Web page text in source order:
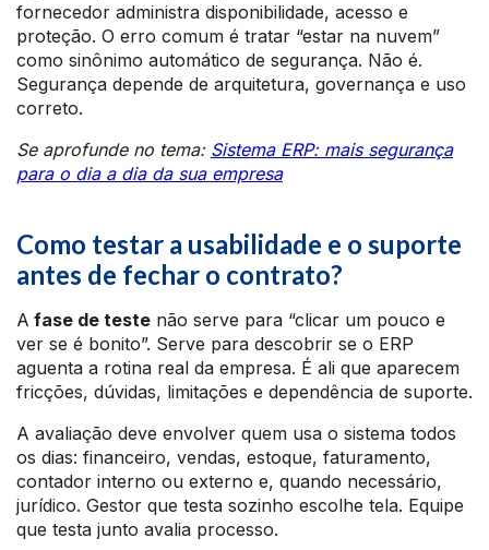
fornecedor administra disponibilidade, acesso e
proteção. O erro comum é tratar “estar na nuvem”
como sinônimo automático de segurança. Não é.
Segurança depende de arquitetura, governança e uso
correto.
Se aprofunde no tema: Sistema ERP: mais segurança
para o dia a dia da sua empresa
Como testar a usabilidade e o suporte
antes de fechar o contrato?
A fase de teste não serve para “clicar um pouco e
ver se é bonito”. Serve para descobrir se o ERP
aguenta a rotina real da empresa. É ali que aparecem
fricções, dúvidas, limitações e dependência de suporte.
A avaliação deve envolver quem usa o sistema todos
os dias: financeiro, vendas, estoque, faturamento,
contador interno ou externo e, quando necessário,
jurídico. Gestor que testa sozinho escolhe tela. Equipe
que testa junto avalia processo.